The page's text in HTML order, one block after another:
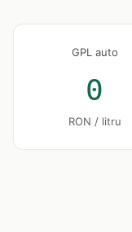
GPL auto
0
RON / litru